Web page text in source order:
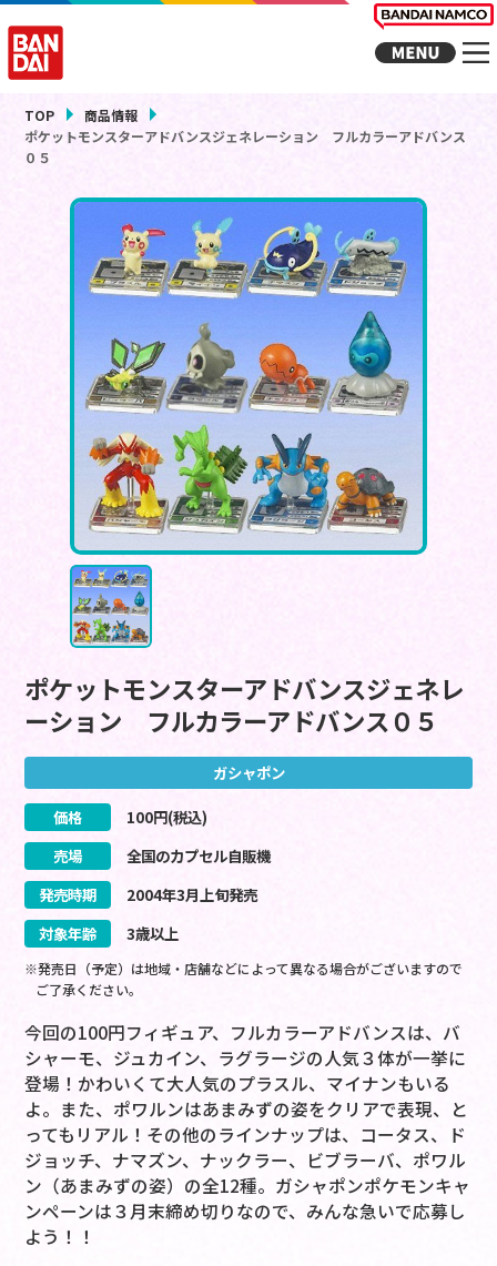
TOP
商品情報
ポケットモンスターアドバンスジェネレーション フルカラーアドバンス
０５
ポケットモンスターアドバンスジェネレ
ーション フルカラーアドバンス０５
ガシャポン
価格 100円(税込)
売場
全国のカプセル自販機
発売時期
2004年3月上旬発売
対象年齢
3歳以上
※発売日（予定）は地域・店舗などによって異なる場合がございますので
ご了承ください。
今回の100円フィギュア、フルカラーアドバンスは、バ
シャーモ、ジュカイン、ラグラージの人気３体が一挙に
登場！かわいくて大人気のプラスル、マイナンもいる
よ。また、ポワルンはあまみずの姿をクリアで表現、と
ってもリアル！その他のラインナップは、コータス、ド
ジョッチ、ナマズン、ナックラー、ビブラーバ、ポワル
ン（あまみずの姿）の全12種。ガシャポンポケモンキャ
ンペーンは３月末締め切りなので、みんな急いで応募し
よう！！